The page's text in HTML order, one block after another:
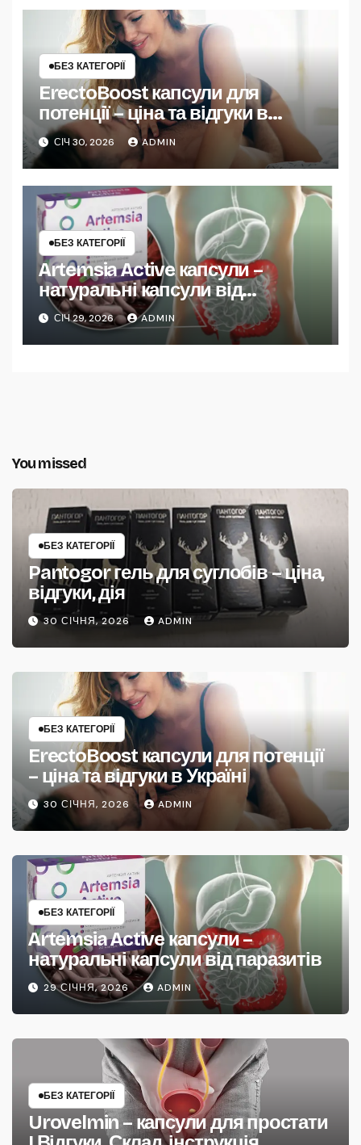
БЕЗ КАТЕГОРІЇ
ErectoBoost капсули для
потенції – ціна та відгуки в
Україні
СІЧ 30, 2026 ADMIN
БЕЗ КАТЕГОРІЇ
Artemsia Active капсули –
натуральні капсули від
паразитів
СІЧ 29, 2026 ADMIN
You missed
БЕЗ КАТЕГОРІЇ
Pantogor гель для суглобів – ціна,
відгуки, дія
30 СІЧНЯ, 2026 ADMIN
БЕЗ КАТЕГОРІЇ
ErectoBoost капсули для потенції
– ціна та відгуки в Україні
30 СІЧНЯ, 2026 ADMIN
БЕЗ КАТЕГОРІЇ
Artemsia Active капсули –
натуральні капсули від паразитів
29 СІЧНЯ, 2026 ADMIN
БЕЗ КАТЕГОРІЇ
Urovelmin – капсули для простати